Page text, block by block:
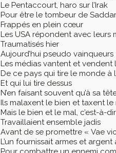
Le Pentaccourt, haro sur l’Irak
Pour être le tombeur de
Frappés en plein cœur
Les USA répondent avec leurs
Traumatisés hier
Aujourd’hui pseudo vainqueurs
Les médias vantent et vendent
De ce pays qui tire le monde à
Et qui lui tire dessus
N’en faisant souvent qu’à sa
Ils malaxent le bien et taxent le
Mais le bien et le mal, c’est-à-
Travaillaient ensemble jadis
Avant de se promettre « Vae
L’un fournissait armes et argent